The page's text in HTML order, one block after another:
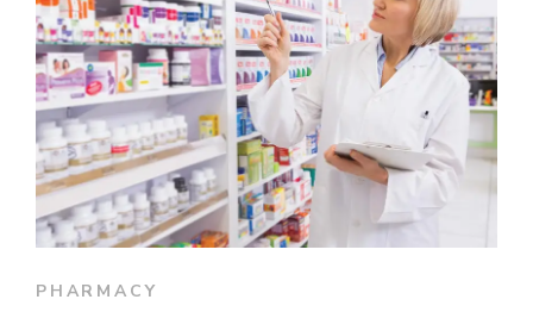
PHARMACY